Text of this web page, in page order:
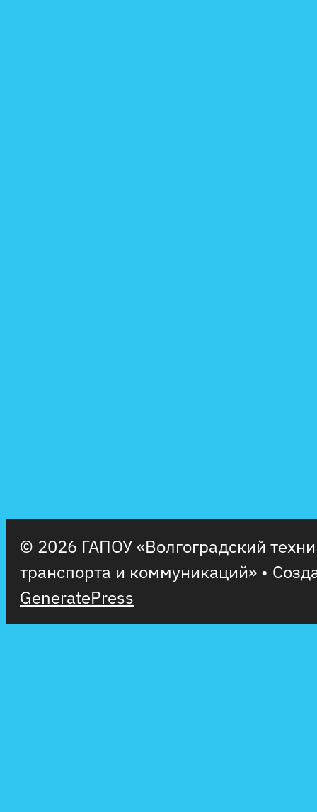
© 2026 ГАПОУ «Волгоградский
транспорта и коммуникаций» •
GeneratePress